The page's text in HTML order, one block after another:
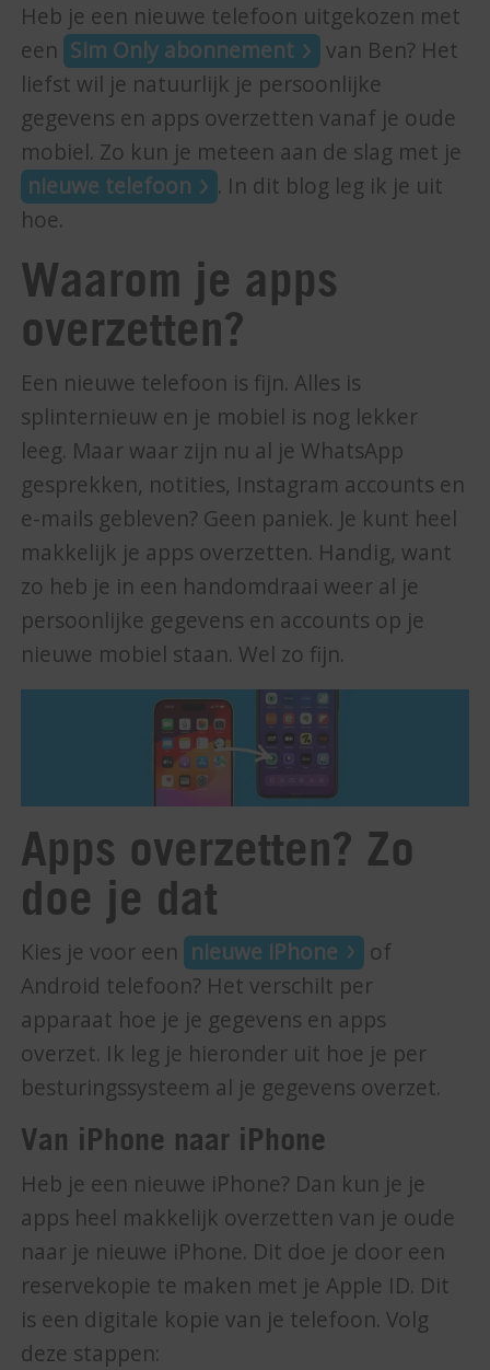
Heb je een nieuwe telefoon uitgekozen met
een Sim Only abonnement
van Ben? Het
liefst wil je natuurlijk je persoonlijke
gegevens en apps overzetten vanaf je oude
mobiel. Zo kun je meteen aan de slag met je
nieuwe telefoon
. In dit blog leg ik je uit
hoe.
Waarom je apps
overzetten?
Een nieuwe telefoon is fijn. Alles is
splinternieuw en je mobiel is nog lekker
leeg. Maar waar zijn nu al je WhatsApp
gesprekken, notities, Instagram accounts en
e-mails gebleven? Geen paniek. Je kunt heel
makkelijk je apps overzetten. Handig, want
zo heb je in een handomdraai weer al je
persoonlijke gegevens en accounts op je
nieuwe mobiel staan. Wel zo fijn.
Apps overzetten? Zo
doe je dat
Kies je voor een nieuwe iPhone
of
Android telefoon? Het verschilt per
apparaat hoe je je gegevens en apps
overzet. Ik leg je hieronder uit hoe je per
besturingssysteem al je gegevens overzet.
Van iPhone naar iPhone
Heb je een nieuwe iPhone? Dan kun je je
apps heel makkelijk overzetten van je oude
naar je nieuwe iPhone. Dit doe je door een
reservekopie te maken met je Apple ID. Dit
is een digitale kopie van je telefoon. Volg
deze stappen: